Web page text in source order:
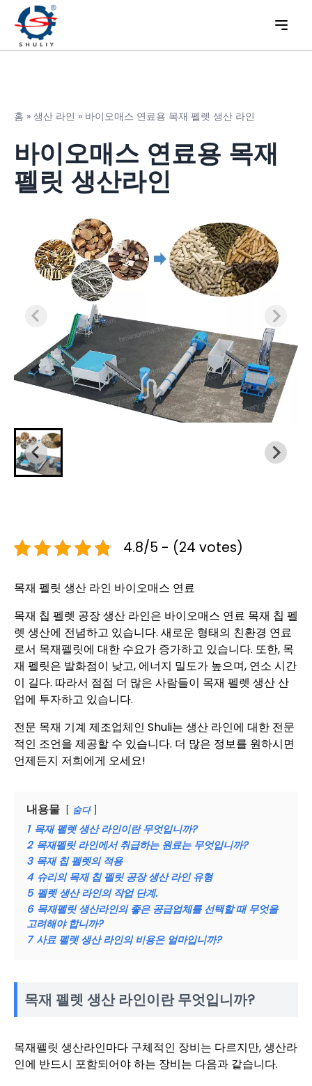
홈 » 생산 라인 » 바이오매스 연료용 목재 펠렛 생산 라인
바이오매스 연료용 목재
펠릿 생산라인
4.8/5 - (24 votes)
목재 펠릿 생산 라인 바이오매스 연료
목재 칩 펠렛 공장 생산 라인은 바이오매스 연료 목재 칩 펠
렛 생산에 전념하고 있습니다. 새로운 형태의 친환경 연료
로서 목재펠릿에 대한 수요가 증가하고 있습니다. 또한, 목
재 펠릿은 발화점이 낮고, 에너지 밀도가 높으며, 연소 시간
이 길다. 따라서 점점 더 많은 사람들이 목재 펠렛 생산 산
업에 투자하고 있습니다.
전문 목재 기계 제조업체인 Shuli는 생산 라인에 대한 전문
적인 조언을 제공할 수 있습니다. 더 많은 정보를 원하시면
언제든지 저희에게 오세요!
내용물 숨다
1 목재 펠렛 생산 라인이란 무엇입니까?
2 목재펠릿 라인에서 취급하는 원료는 무엇입니까?
3 목재 칩 펠렛의 적용
4 슈리의 목재 칩 펠릿 공장 생산 라인 유형
5 펠렛 생산 라인의 작업 단계.
6 목재펠릿 생산라인의 좋은 공급업체를 선택할 때 무엇을
고려해야 합니까?
7 사료 펠렛 생산 라인의 비용은 얼마입니까?
목재 펠렛 생산 라인이란 무엇입니까?
목재펠릿 생산라인마다 구체적인 장비는 다르지만, 생산라
인에 반드시 포함되어야 하는 장비는 다음과 같습니다.